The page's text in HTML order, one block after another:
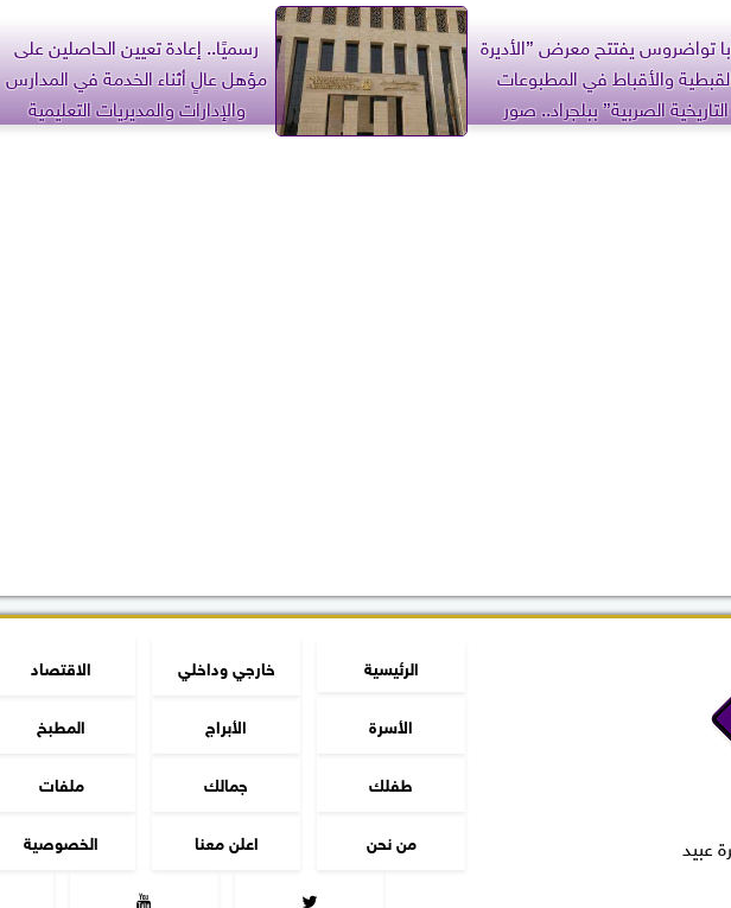
تواضروس يفتتح معرض ”الأديرة
والأقباط في المطبوعات
التاريخية الصربية” ببلجراد.. صور
رسميًا.. إعادة تعيين الحاصلين على
مؤهل عالٍ أثناء الخدمة في المدارس
والإدارات والمديريات التعليمية
عبيد
الرئيسية خارجي وداخلي الاقتصاد
الأسرة
الأبراج المطبخ
طفلك
جمالك ملفات
من نحن
اعلن معنا الخصوصية

